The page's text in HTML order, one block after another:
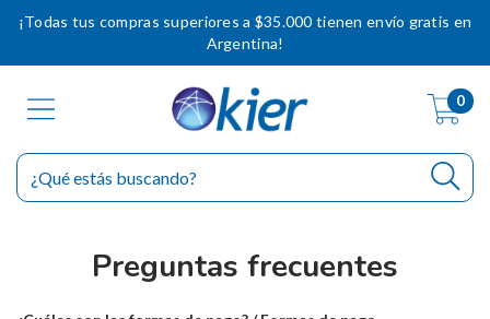
¡Todas tus compras superiores a $35.000 tienen envío gratis en
Argentina!
0
Preguntas frecuentes